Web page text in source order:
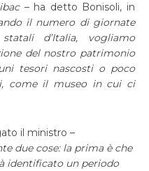
– ha detto Bonisoli, in
il numero di giornate
d’Italia, vogliamo
del nostro patrimonio
tesori nascosti o poco
come il museo in cui ci
il ministro –
due cose: la prima è che
identificato un periodo